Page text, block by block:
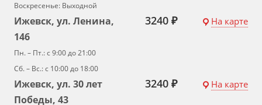
Воскресенье: Выходной
Ижевск, ул. Ленина,
146
Пн. – Пт.: с 9:00 до 21:00
Сб. – Вс.: с 10:00 до 18:00
3240 ₽ На карте
Ижевск, ул. 30 лет
Победы, 43
3240 ₽ На карте